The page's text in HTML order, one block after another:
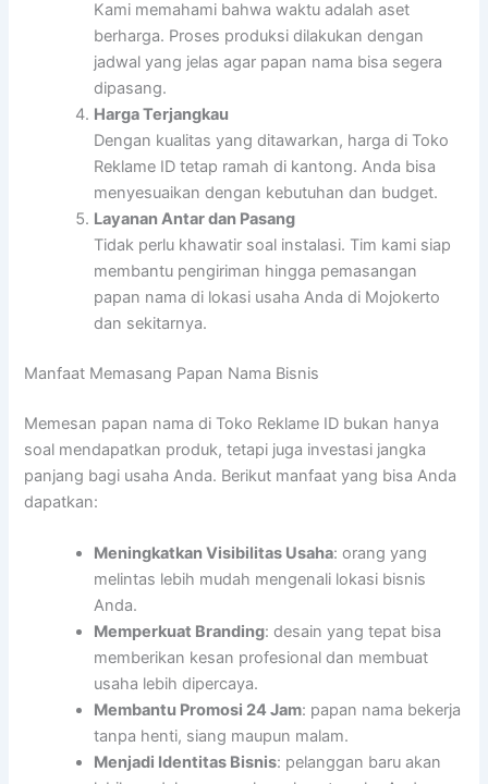
Kami memahami bahwa waktu adalah aset
berharga. Proses produksi dilakukan dengan
jadwal yang jelas agar papan nama bisa segera
dipasang.
Harga Terjangkau
Dengan kualitas yang ditawarkan, harga di Toko
Reklame ID tetap ramah di kantong. Anda bisa
menyesuaikan dengan kebutuhan dan budget.
Layanan Antar dan Pasang
Tidak perlu khawatir soal instalasi. Tim kami siap
membantu pengiriman hingga pemasangan
papan nama di lokasi usaha Anda di Mojokerto
dan sekitarnya.
Manfaat Memasang Papan Nama Bisnis
Memesan papan nama di Toko Reklame ID bukan hanya
soal mendapatkan produk, tetapi juga investasi jangka
panjang bagi usaha Anda. Berikut manfaat yang bisa Anda
dapatkan:
Meningkatkan Visibilitas Usaha: orang yang
melintas lebih mudah mengenali lokasi bisnis
Anda.
Memperkuat Branding: desain yang tepat bisa
memberikan kesan profesional dan membuat
usaha lebih dipercaya.
Membantu Promosi 24 Jam: papan nama bekerja
tanpa henti, siang maupun malam.
Menjadi Identitas Bisnis: pelanggan baru akan